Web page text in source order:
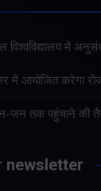
विश्वविद्यालय में
में आयोजित करेगा
जन तक पहुंचाने की
newsletter